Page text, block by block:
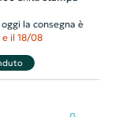
la consegna è
il 18/08